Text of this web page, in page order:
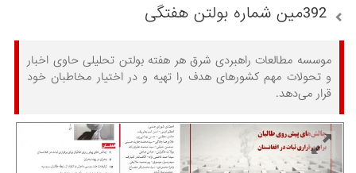
392مین شماره بولتن هفتگی
موسسه مطالعات راهبردی شرق هر هفته بولتن تحلیلی حاوی اخبار
و تحولات مهم کشورهای هدف را تهیه و در اختیار مخاطبان خود
قرار می‌دهد.